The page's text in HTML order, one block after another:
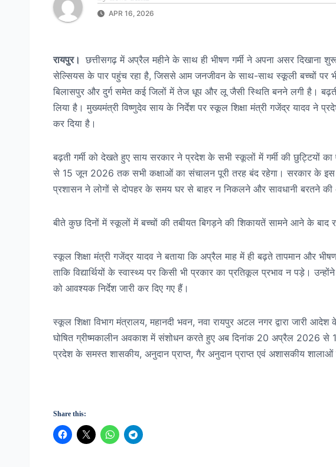
APR 16, 2026
रायपुर। छत्तीसगढ़ में अप्रैल महीने के साथ ही भीषण गर्मी ने अपना असर दिखाना
सेल्सियस के पार पहुंच रहा है, जिससे आम जनजीवन के साथ-साथ स्कूली बच्चों पर
बिलासपुर और दुर्ग समेत कई जिलों में तेज धूप और लू जैसी स्थिति बनने लगी है।
लिया है। मुख्यमंत्री विष्णुदेव साय के निर्देश पर स्कूल शिक्षा मंत्री गजेंद्र यादव ने
कर दिया है।
बढ़ती गर्मी को देखते हुए साय सरकार ने प्रदेश के सभी स्कूलों में गर्मी की
से 15 जून 2026 तक सभी कक्षाओं का संचालन पूरी तरह बंद रहेगा। सरकार के इस
प्रशासन ने लोगों से दोपहर के समय घर से बाहर न निकलने और सावधानी बरतने की
बीते कुछ दिनों में स्कूलों में बच्चों की तबीयत बिगड़ने की शिकायतें सामने आने के बाद
स्कूल शिक्षा मंत्री गजेंद्र यादव ने बताया कि अप्रैल माह में ही बढ़ते तापमान और
ताकि विद्यार्थियों के स्वास्थ्य पर किसी भी प्रकार का प्रतिकूल प्रभाव न पड़े।
को आवश्यक निर्देश जारी कर दिए गए हैं।
स्कूल शिक्षा विभाग मंत्रालय, महानदी भवन, नवा रायपुर अटल नगर द्वारा
घोषित ग्रीष्मकालीन अवकाश में संशोधन करते हुए अब दिनांक 20 अप्रैल 2026
प्रदेश के समस्त शासकीय, अनुदान प्राप्त, गैर अनुदान प्राप्त एवं अशासकीय शालाओं
Share this: